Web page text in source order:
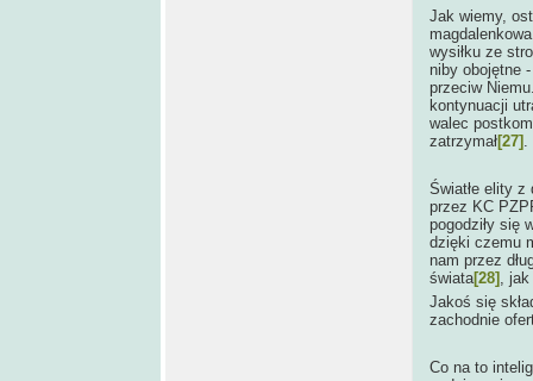
Jak wiemy,
wysiłku ze
niby obojętne
przeciw
kontynuacji
walec
zatrzymał[27] .
Światłe elity z
przez KC
pogodziły się
dzięki czemu
nam przez
świata[28] , jak
Jakoś się
zachodnie
Co na to